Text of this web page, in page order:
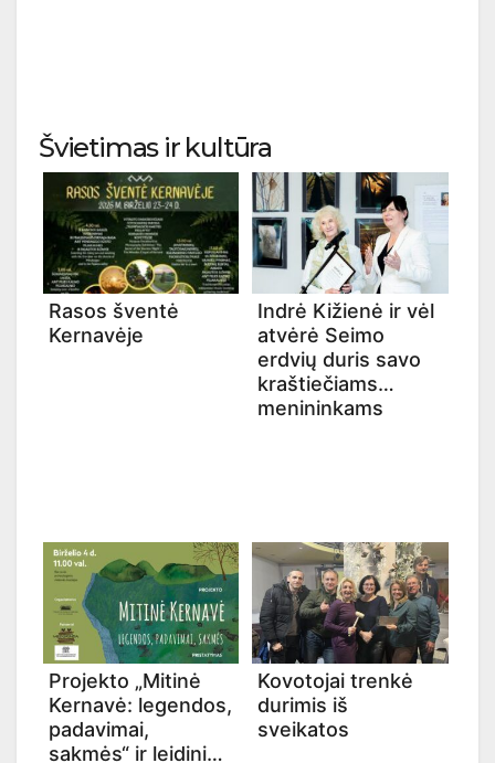
Švietimas ir kultūra
Rasos šventė
Kernavėje
Indrė Kižienė ir vėl
atvėrė Seimo
erdvių duris savo
kraštiečiams
menininkams
Projekto „Mitinė
Kernavė: legendos,
padavimai,
sakmės“ ir leidinio
Kovotojai trenkė
durimis iš
sveikatos